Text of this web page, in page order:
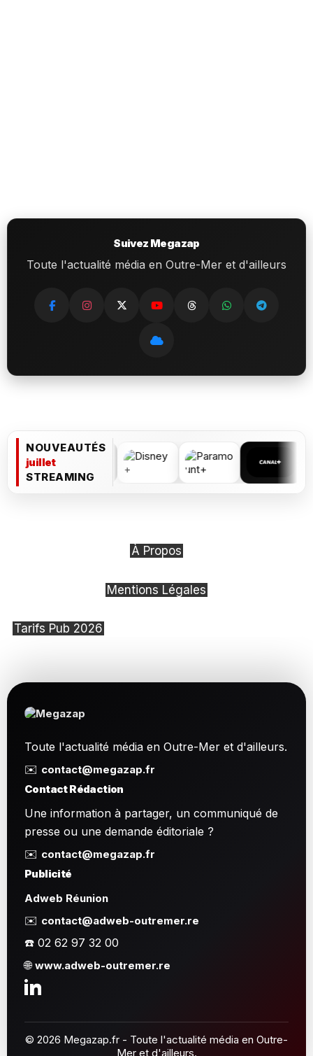
Suivez Megazap
Toute l'actualité média en Outre-Mer et d'ailleurs
NOUVEAUTÉS
juillet
STREAMING
À Propos
Mentions Légales
Tarifs Pub 2026
Toute l'actualité média en Outre-Mer et d'ailleurs.
✉️ contact@megazap.fr
Contact Rédaction
Une information à partager, un communiqué de
presse ou une demande éditoriale ?
✉️ contact@megazap.fr
Publicité
Adweb Réunion
✉️ contact@adweb-outremer.re
☎️ 02 62 97 32 00
🌐www.adweb-outremer.re
© 2026 Megazap.fr - Toute l'actualité média en Outre-
Mer et d'ailleurs.